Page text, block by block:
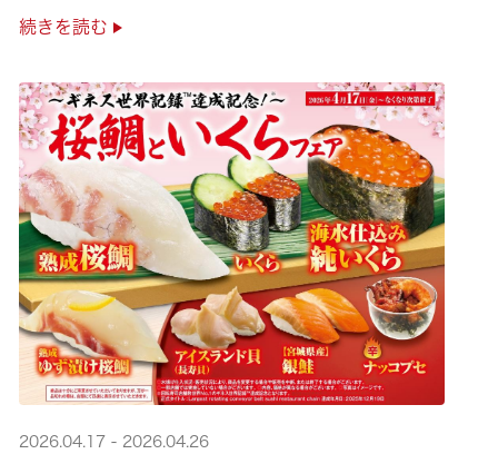
極上の味覚を是非くら寿司でご堪能ください♪
続きを読む
2026.04.17 - 2026.04.26